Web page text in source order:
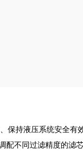
保持液压系统安全
配不同过滤精度的